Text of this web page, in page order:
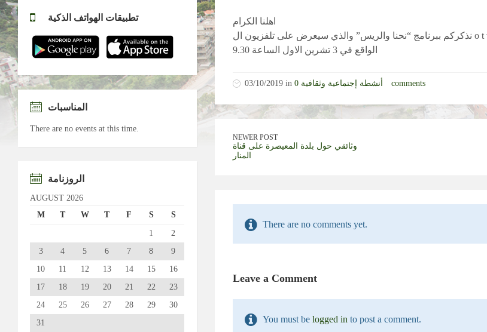
اهلنا الكرام
نذكركم ببرنامج “نحنا والريس” والذي سيعرض على تلفزيون ال o t v مساء اليوم الخميس
الواقع في 3 تشرين الاول الساعة 9.30
03/10/2019 in أنشطة إجتماعية وثقافية 0 comments
NEWER POST
وثائقي حول بلدة المعيصرة على قناة
المنار
There are no comments yet.
Leave a Comment
You must be logged in to post a comment.
تطبيقات الهواتف الذكية
المناسبات
There are no events at this time.
الروزنامة
AUGUST 2026
M
T W T F S S
1
2
3
4 5 6 7 8
9
10
11 12 13 14 15
16
17
18 19 20 21 22
23
24
25 26 27 28 29
30
31